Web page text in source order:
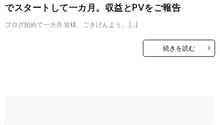
でスタートして一カ月。収益とPVをご報告
ブログ始めて一カ月 皆様、ごきげんよう。 […]
続きを読む